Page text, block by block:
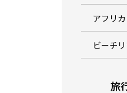
アフリカ
ビーチ
旅